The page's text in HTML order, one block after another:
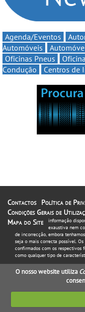
Agenda/Eventos
Automóveis
Oficinas Pneus
Condução
Centros de
Contactos
Política de
Condições Gerais de
Mapa do Site
informação
exaustiva nem
de incorrecção, embora
seja o mais correcta possível.
confirmados com os respectivos
como qualquer tipo de
O nosso website utiliza